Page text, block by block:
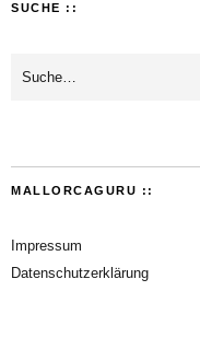
SUCHE ::
MALLORCAGURU ::
Impressum
Datenschutzerklärung